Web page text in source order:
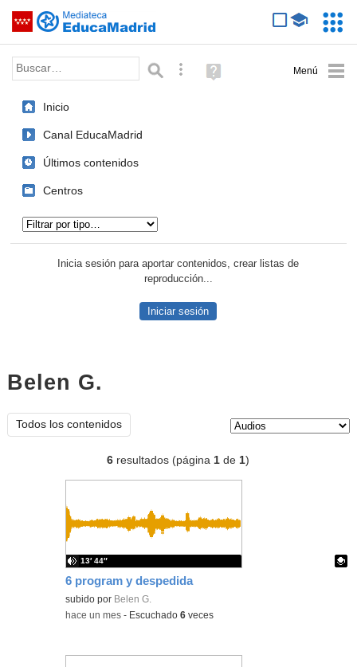
Saltar navegación
Palabra o frase: Búsqueda avanzada
Ayuda
(en
Inicio
Canal EducaMadrid
Últimos contenidos
Centros
Inicia sesión para aportar contenidos, crear listas de
reproducción...
Iniciar sesión
Belen G.
Todos los contenidos
6 resultados (página1 de1)
6 program y despedida
Contenido educativo.
subido por Belen G.
13′ 44″
-hace un mes - Escuchado6 veces